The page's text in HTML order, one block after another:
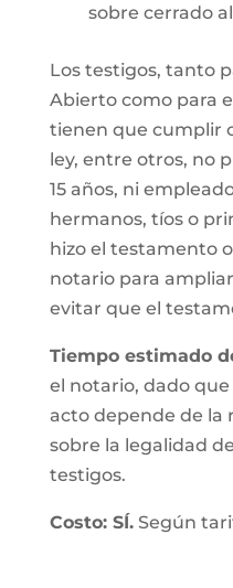
sobre cerrado
Los testigos, tanto
Abierto como para
tienen que cumplir
ley, entre otros, no
15 años, ni
hermanos, tíos o
hizo el testamento
notario para
evitar que el
Tiempo estimado
el notario, dado
acto depende de la
sobre la legalidad
testigos.
Costo: SÍ.Según